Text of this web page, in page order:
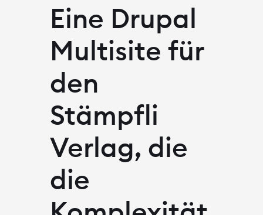
Eine Drupal
Multisite für
den
Stämpfli
Verlag, die
die